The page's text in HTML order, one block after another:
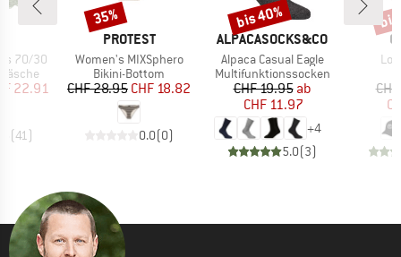
70/30
Preis
22.91
(41)
MARKE
PROTEST
Artikel
Women's MIXSphero
Produktgruppe
Bikini-Bottom
Preis
CHF 28.95reduzierter Preis
CHF 18.82
0.0(0)
Rabatt
35%
MARKE
ALPACASOCKS&CO
Artikel
Alpaca Casual Eagle
Produktgruppe
Multifunktionssocken
Preis
CHF 19.95reduzierter Preis
ab
CHF 11.97
+4
5.0(3)
Rabatt
bis 40%